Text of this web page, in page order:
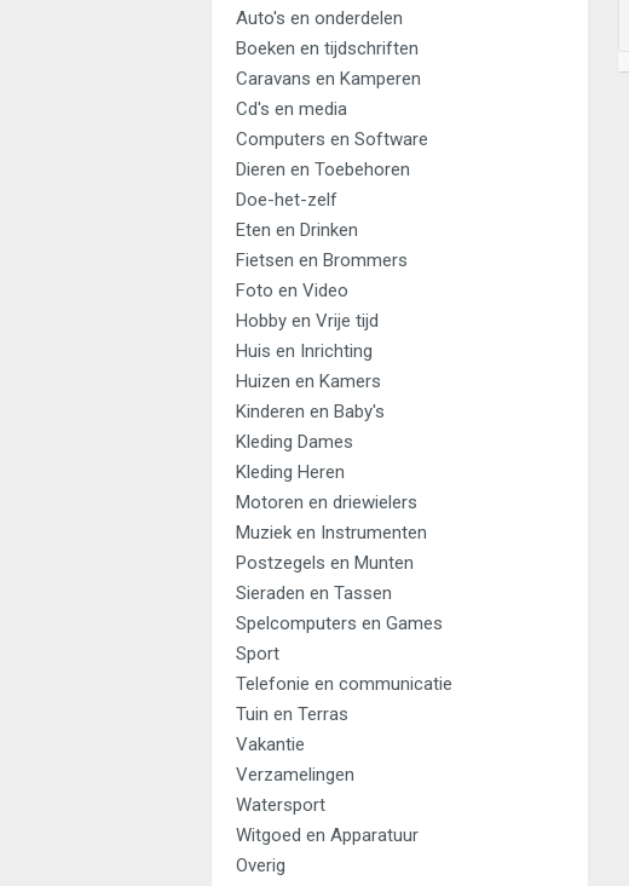
Auto's en onderdelen
Boeken en tijdschriften
Caravans en Kamperen
Cd's en media
Computers en Software
Dieren en Toebehoren
Doe-het-zelf
Eten en Drinken
Fietsen en Brommers
Foto en Video
Hobby en Vrije tijd
Huis en Inrichting
Huizen en Kamers
Kinderen en Baby's
Kleding Dames
Kleding Heren
Motoren en driewielers
Muziek en Instrumenten
Postzegels en Munten
Sieraden en Tassen
Spelcomputers en Games
Sport
Telefonie en communicatie
Tuin en Terras
Vakantie
Verzamelingen
Watersport
Witgoed en Apparatuur
Overig